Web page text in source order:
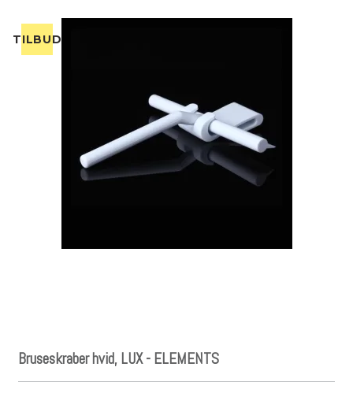
TILBUD
Bruseskraber hvid, LUX - ELEMENTS